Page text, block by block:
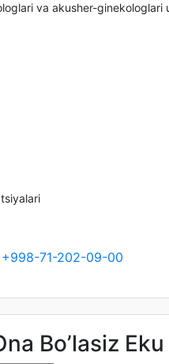
va akusher-ginekologlari
+998-71-202-09-00
Bo’lasiz